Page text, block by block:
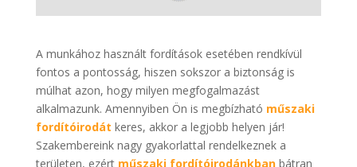
A munkához használt fordítások esetében rendkívül
fontos a pontosság, hiszen sokszor a biztonság is
múlhat azon, hogy milyen megfogalmazást
alkalmazunk. Amennyiben Ön is megbízható műszaki
fordítóirodát keres, akkor a legjobb helyen jár!
Szakembereink nagy gyakorlattal rendelkeznek a
területen, ezért műszaki fordítóirodánkban bátran